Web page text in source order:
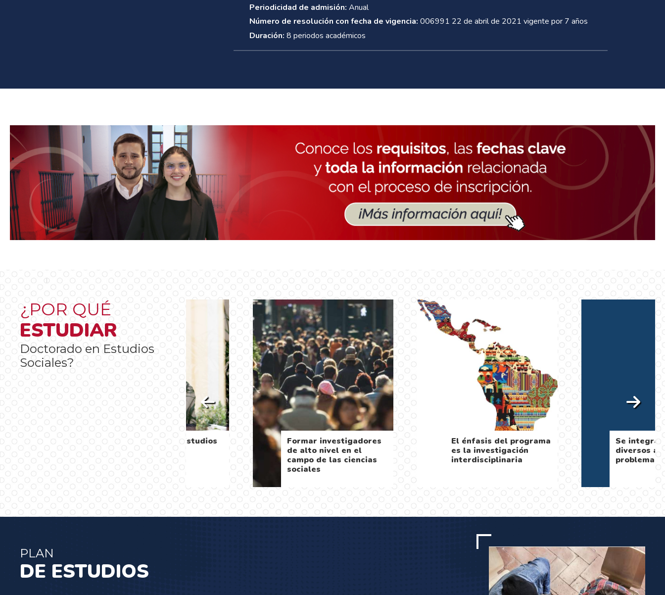
Periodicidad de admisión: Anual
Número de resolución con fecha de vigencia: 006991 22 de abril de 2021 vigente por 7 años
Duración: 8 periodos académicos
¿POR QUÉ
ESTUDIAR
Doctorado en Estudios
Sociales?
Formar investigadores
de alto nivel en el
campo de las ciencias
sociales
El énfasis del programa
es la investigación
interdisciplinaria
Se integran contextos
diversos alrededor de
problemas comunes
Contamos con una
estructura curricular
flexible
PLAN
DE ESTUDIOS